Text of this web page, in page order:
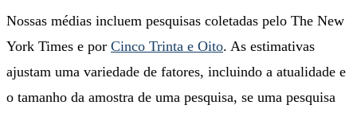
Nossas médias incluem pesquisas coletadas pelo The New
York Times e por Cinco Trinta e Oito. As estimativas
ajustam uma variedade de fatores, incluindo a atualidade e
o tamanho da amostra de uma pesquisa, se uma pesquisa